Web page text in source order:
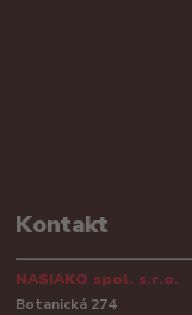
Kontakt
NASIAKO spol. s.r.o.
Botanická 274